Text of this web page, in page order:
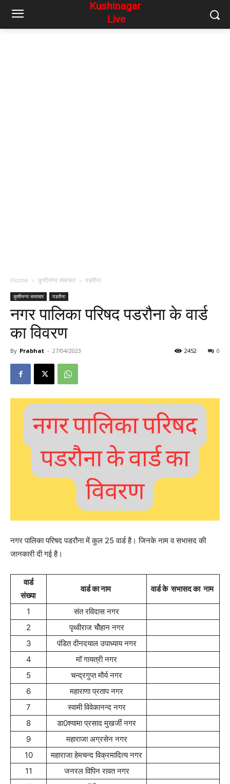
Home कुशीनगर समाचार पडरौना
कुशीनगर समाचार पडरौना
नगर पालिका परिषद पडरौना के वार्ड
का विवरण
By Prabhat - 27/04/2023 0
2452
नगर पालिका परिषद पडरौना में कुल 25 वार्ड है। जिनके नाम व सभासद की
जानकारी दी गई है।
वार्ड
संख्या
वार्ड का नाम वार्ड के सभासद का नाम
1
संत रविदास नगर
2
पृथ्वीराज चोैहान नगर
3
पंडित दीनदयाल उपाध्याय नगर
4
मॉ गायत्री नगर
5
चन्द्रगुप्त मौर्य नगर
6
महाराणा प्रताप नगर
7
स्वामी विवेकानन्द नगर
8
डा0श्यामा प्रसाद मुखर्जी नगर
9
महाराजा अग्रसेन नगर
10
महाराजा हेमचन्द विक्रमादित्य नगर
11
जनरल विपिन रावत नगर